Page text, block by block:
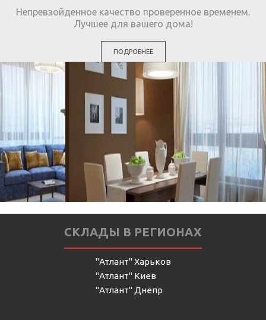
Непревзойденное качество проверенное временем.
Лучшее для вашего дома!
ПОДРОБНЕЕ
СКЛАДЫ В РЕГИОНАХ
"Атлант" Харьков
"Атлант" Киев
"Атлант" Днепр